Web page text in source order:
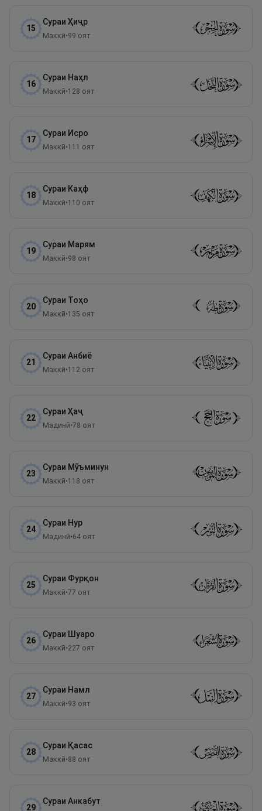
15
Сураи Ҳиҷр
Маккӣ•99 оят
16
Сураи Наҳл
Маккӣ•128 оят
17
Сураи Исро
Маккӣ•111 оят
18
Сураи Каҳф
Маккӣ•110 оят
19
Сураи Марям
Маккӣ•98 оят
20
Сураи Тоҳо
Маккӣ•135 оят
21
Сураи Анбиё
Маккӣ•112 оят
22
Сураи Ҳаҷ
Мадинӣ•78 оят
23
Сураи Мӯъминун
Маккӣ•118 оят
24
Сураи Нур
Мадинӣ•64 оят
25
Сураи Фурқон
Маккӣ•77 оят
26
Сураи Шуаро
Маккӣ•227 оят
27
Сураи Намл
Маккӣ•93 оят
28
Сураи Қасас
Маккӣ•88 оят
29
Сураи Анкабут